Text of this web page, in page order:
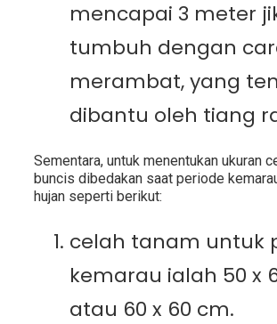
mencapai 3 meter
tumbuh dengan
merambat, yang
dibantu oleh tiang
Sementara, untuk menentukan ukuran
buncis dibedakan saat periode
hujan seperti berikut:
celah tanam untuk
kemarau ialah 50 x
atau 60 x 60 cm.